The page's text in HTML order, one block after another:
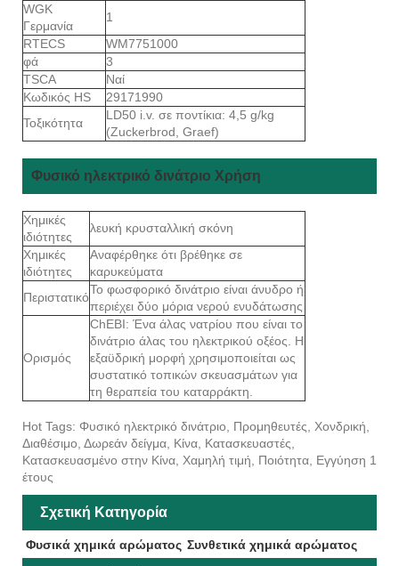
WGK
Γερμανία
1
RTECS
WM7751000
φά
3
TSCA
Ναί
Κωδικός HS
29171990
Τοξικότητα
LD50 i.v. σε ποντίκια: 4,5 g/kg
(Zuckerbrod, Graef)
Φυσικό ηλεκτρικό δινάτριο Χρήση
Χημικές
ιδιότητες
λευκή κρυσταλλική σκόνη
Χημικές
ιδιότητες
Αναφέρθηκε ότι βρέθηκε σε
καρυκεύματα
Περιστατικό
Το φωσφορικό δινάτριο είναι άνυδρο ή
περιέχει δύο μόρια νερού ενυδάτωσης
Ορισμός
ChEBI: Ένα άλας νατρίου που είναι το
δινάτριο άλας του ηλεκτρικού οξέος. Η
εξαϋδρική μορφή χρησιμοποιείται ως
συστατικό τοπικών σκευασμάτων για
τη θεραπεία του καταρράκτη.
Hot Tags: Φυσικό ηλεκτρικό δινάτριο, Προμηθευτές, Χονδρική,
Διαθέσιμο, Δωρεάν δείγμα, Κίνα, Κατασκευαστές,
Κατασκευασμένο στην Κίνα, Χαμηλή τιμή, Ποιότητα, Εγγύηση 1
έτους
Σχετική Κατηγορία
Φυσικά χημικά αρώματος Συνθετικά χημικά αρώματος